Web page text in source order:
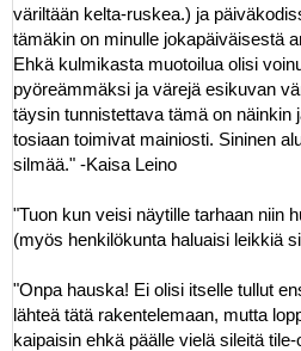
väriltään kelta-ruskea.) ja
tämäkin on minulle jokapäiväisestä
Ehkä kulmikasta muotoilua olisi
pyöreämmäksi ja värejä esikuvan
täysin tunnistettava tämä on näinkin
tosiaan toimivat mainiosti. Sininen
silmää." -Kaisa Leino
"Tuon kun veisi näytille tarhaan niin
(myös henkilökunta haluaisi leikkiä
"Onpa hauska! Ei olisi itselle tullut
lähteä tätä rakentelemaan, mutta
kaipaisin ehkä päälle vielä sileitä